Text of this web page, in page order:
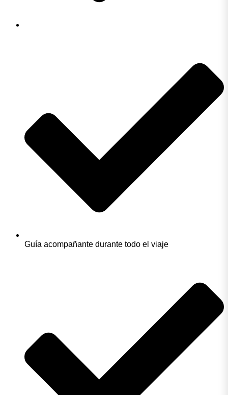
Guía acompañante durante todo el viaje